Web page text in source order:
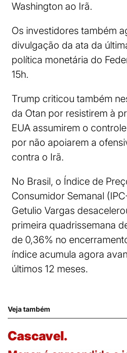
Washington ao Irã.
Os investidores também
divulgação da ata da
política monetária do
15h.
Trump criticou também
da Otan por resistirem à
EUA assumirem o
por não apoiarem a
contra o Irã.
No Brasil, o Índice de
Consumidor Semanal
Getulio Vargas
primeira quadrissemana
de 0,36% no
índice acumula agora
últimos 12 meses.
Veja também
Cascavel.